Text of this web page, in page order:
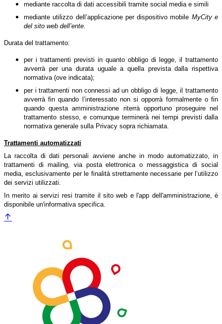
mediante raccolta di dati accessibili tramite social media e simili
mediante utilizzo dell’applicazione per dispositivo mobile MyCity e
del sito web dell’ente.
Durata del trattamento:
per i trattamenti previsti in quanto obbligo di legge, il trattamento
avverrà per una durata uguale a quella prevista dalla rispettiva
normativa (ove indicata);
per i trattamenti non connessi ad un obbligo di legge, il trattamento
avverrà fin quando l’interessato non si opporrà formalmente o fin
quando questa amministrazione riterrà opportuno proseguire nel
trattamento stesso, e comunque terminerà nei tempi previsti dalla
normativa generale sulla Privacy sopra richiamata.
Trattamenti automatizzati
La raccolta di dati personali avviene anche in modo automatizzato, in
trattamenti di mailing, via posta elettronica o messaggistica di social
media, esclusivamente per le finalità strettamente necessarie per l’utilizzo
dei servizi utilizzati.
In merito ai servizi resi tramite il sito web e l'app dell'amministrazione, è
disponibile un'informativa specifica.